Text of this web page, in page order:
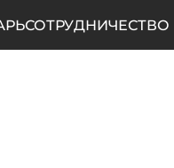
СОТРУДНИЧЕСТВО